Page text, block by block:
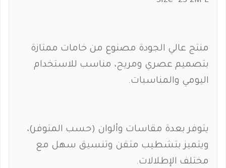
منتج عالي الجودة مصنوع من خامات ممتازة
بتصميم عصري ومريح، مناسب للاستخدام
اليومي والمناسبات.
يتوفر بعدة مقاسات وألوان (حسب المتوفر)،
ويتميز بتشطيب متقن وتنسيق سهل مع
مختلف الإطلالات.